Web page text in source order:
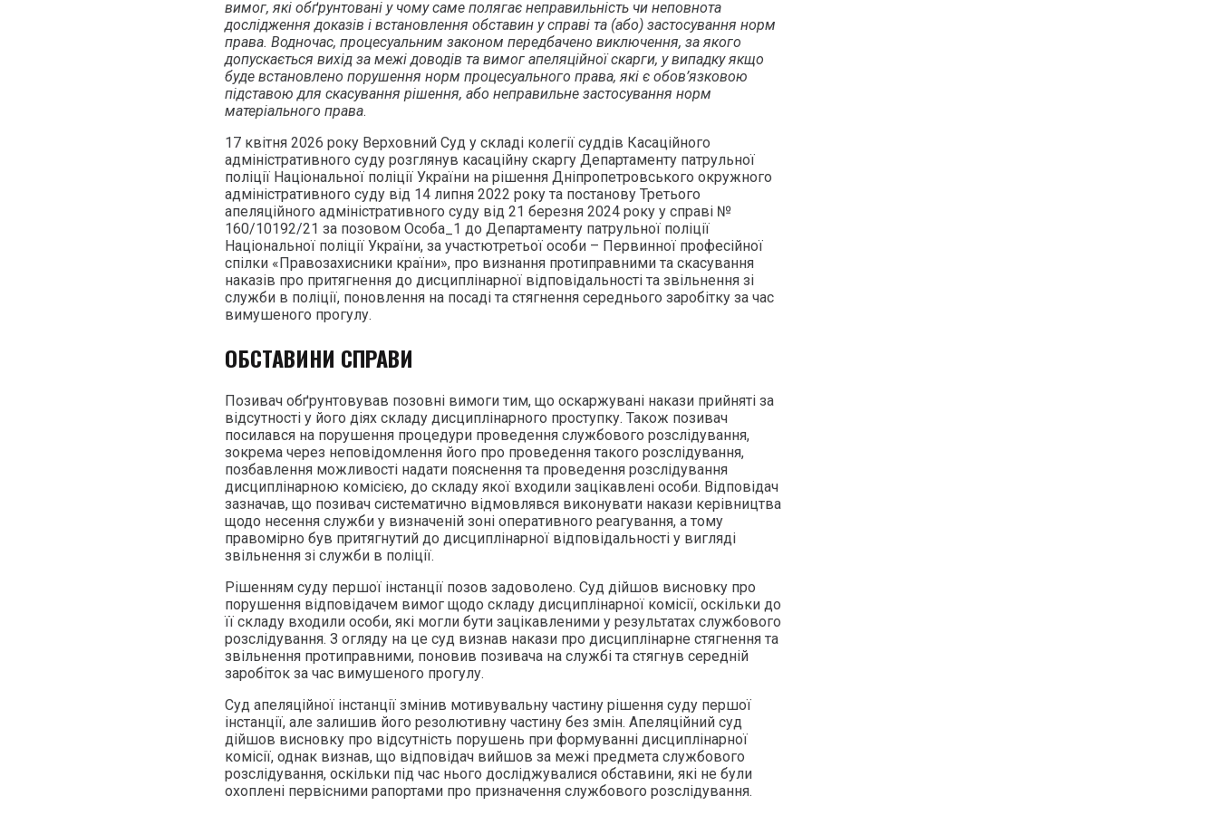
вимог, які обґрунтовані у чому саме полягає неправильність чи неповнота
дослідження доказів і встановлення обставин у справі та (або) застосування норм
права. Водночас, процесуальним законом передбачено виключення, за якого
допускається вихід за межі доводів та вимог апеляційної скарги, у випадку якщо
буде встановлено порушення норм процесуального права, які є обов’язковою
підставою для скасування рішення, або неправильне застосування норм
матеріального права.
17 квітня 2026 року Верховний Суд у складі колегії суддів Касаційного
адміністративного суду розглянув касаційну скаргу Департаменту патрульної
поліції Національної поліції України на рішення Дніпропетровського окружного
адміністративного суду від 14 липня 2022 року та постанову Третього
апеляційного адміністративного суду від 21 березня 2024 року у справі №
160/10192/21 за позовом Особа_1 до Департаменту патрульної поліції
Національної поліції України, за участютретьої особи – Первинної професійної
спілки «Правозахисники країни», про визнання протиправними та скасування
наказів про притягнення до дисциплінарної відповідальності та звільнення зі
служби в поліції, поновлення на посаді та стягнення середнього заробітку за час
вимушеного прогулу.
ОБСТАВИНИ СПРАВИ
Позивач обґрунтовував позовні вимоги тим, що оскаржувані накази прийняті за
відсутності у його діях складу дисциплінарного проступку. Також позивач
посилався на порушення процедури проведення службового розслідування,
зокрема через неповідомлення його про проведення такого розслідування,
позбавлення можливості надати пояснення та проведення розслідування
дисциплінарною комісією, до складу якої входили зацікавлені особи. Відповідач
зазначав, що позивач систематично відмовлявся виконувати накази керівництва
щодо несення служби у визначеній зоні оперативного реагування, а тому
правомірно був притягнутий до дисциплінарної відповідальності у вигляді
звільнення зі служби в поліції.
Рішенням суду першої інстанції позов задоволено. Суд дійшов висновку про
порушення відповідачем вимог щодо складу дисциплінарної комісії, оскільки до
її складу входили особи, які могли бути зацікавленими у результатах службового
розслідування. З огляду на це суд визнав накази про дисциплінарне стягнення та
звільнення протиправними, поновив позивача на службі та стягнув середній
заробіток за час вимушеного прогулу.
Суд апеляційної інстанції змінив мотивувальну частину рішення суду першої
інстанції, але залишив його резолютивну частину без змін. Апеляційний суд
дійшов висновку про відсутність порушень при формуванні дисциплінарної
комісії, однак визнав, що відповідач вийшов за межі предмета службового
розслідування, оскільки під час нього досліджувалися обставини, які не були
охоплені первісними рапортами про призначення службового розслідування.